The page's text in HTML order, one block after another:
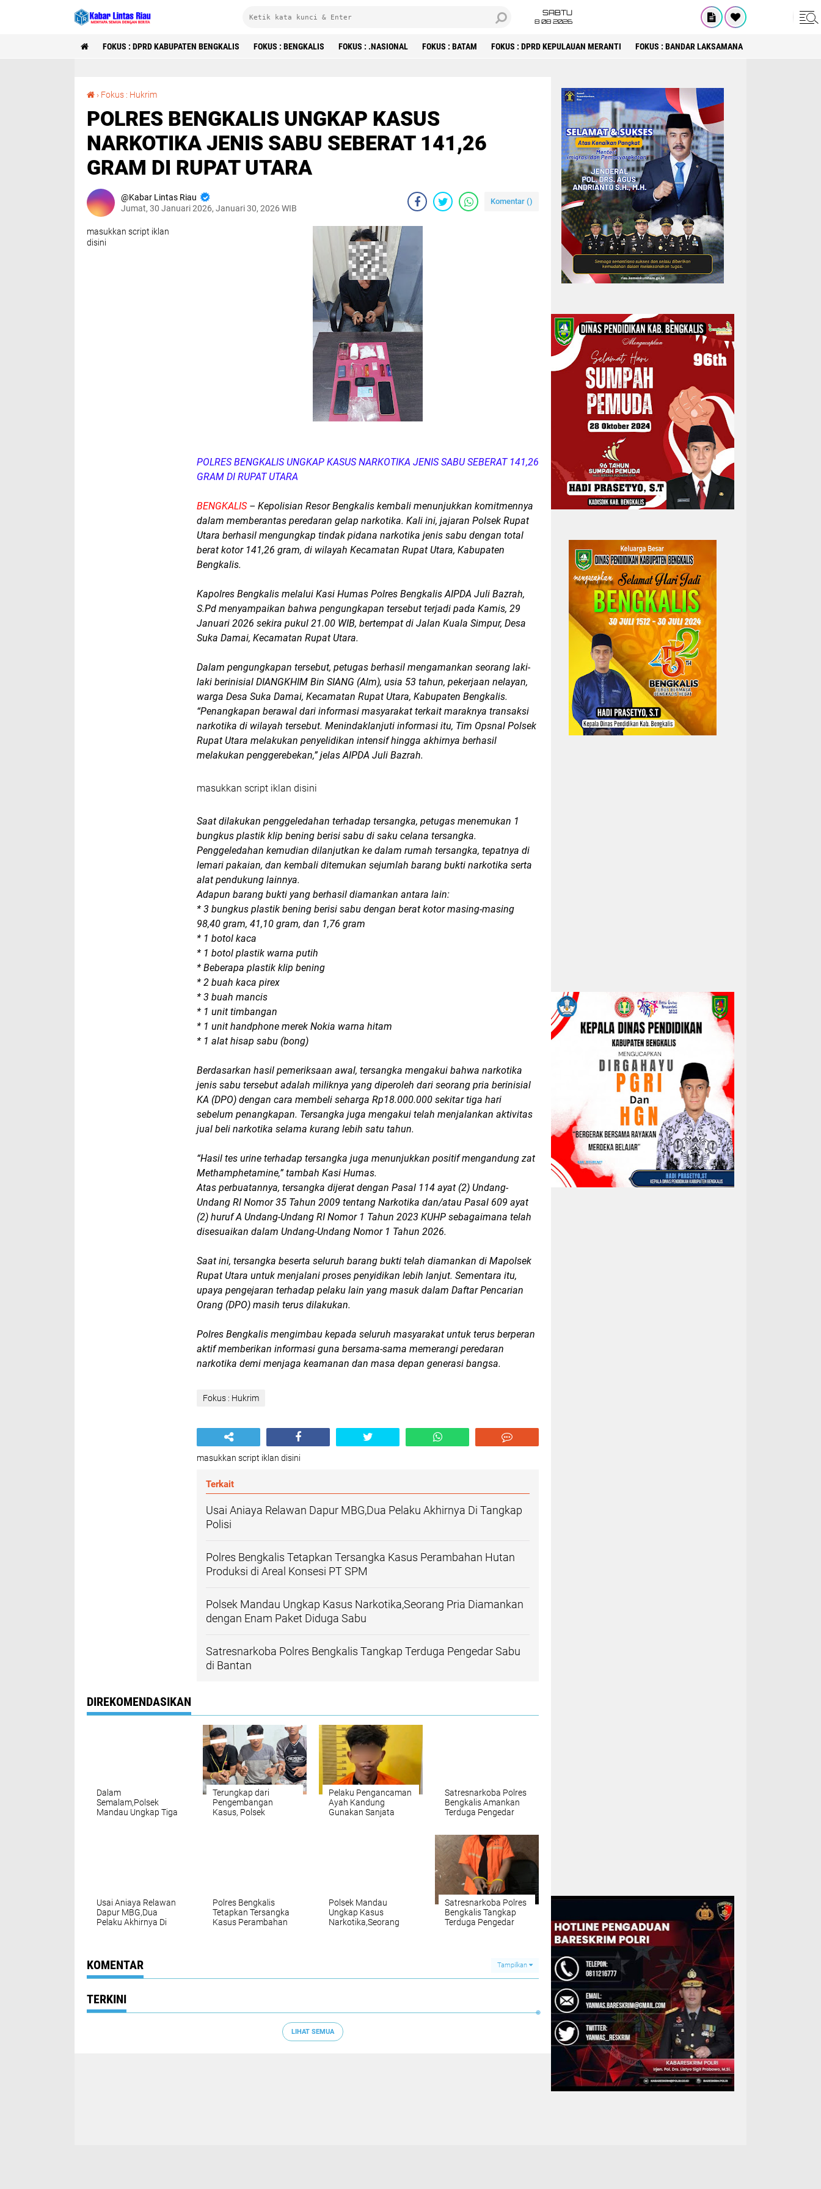
SABTU
8 08 2026
FOKUS : DPRD KABUPATEN BENGKALIS FOKUS : BENGKALIS FOKUS : .NASIONAL FOKUS : BATAM FOKUS : DPRD KEPULAUAN MERANTI FOKUS : BANDAR LAKSAMANA
› Fokus : Hukrim
POLRES BENGKALIS UNGKAP KASUS
NARKOTIKA JENIS SABU SEBERAT 141,26
GRAM DI RUPAT UTARA
Kabar Lintas Riau
Jumat, 30 Januari 2026, Januari 30, 2026 WIB
Komentar ()
masukkan script iklan
disini
POLRES BENGKALIS UNGKAP KASUS NARKOTIKA JENIS SABU SEBERAT 141,26
GRAM DI RUPAT UTARA
BENGKALIS– Kepolisian Resor Bengkalis kembali menunjukkan komitmennya
dalam memberantas peredaran gelap narkotika. Kali ini, jajaran Polsek Rupat
Utara berhasil mengungkap tindak pidana narkotika jenis sabu dengan total
berat kotor 141,26 gram, di wilayah Kecamatan Rupat Utara, Kabupaten
Bengkalis.
Kapolres Bengkalis melalui Kasi Humas Polres Bengkalis AIPDA Juli Bazrah,
S.Pd menyampaikan bahwa pengungkapan tersebut terjadi pada Kamis, 29
Januari 2026 sekira pukul 21.00 WIB, bertempat di Jalan Kuala Simpur, Desa
Suka Damai, Kecamatan Rupat Utara.
Dalam pengungkapan tersebut, petugas berhasil mengamankan seorang laki-
laki berinisial DIANGKHIM Bin SIANG (Alm), usia 53 tahun, pekerjaan nelayan,
warga Desa Suka Damai, Kecamatan Rupat Utara, Kabupaten Bengkalis.
“Penangkapan berawal dari informasi masyarakat terkait maraknya transaksi
narkotika di wilayah tersebut. Menindaklanjuti informasi itu, Tim Opsnal Polsek
Rupat Utara melakukan penyelidikan intensif hingga akhirnya berhasil
melakukan penggerebekan,” jelas AIPDA Juli Bazrah.
masukkan script iklan disini
Saat dilakukan penggeledahan terhadap tersangka, petugas menemukan 1
bungkus plastik klip bening berisi sabu di saku celana tersangka.
Penggeledahan kemudian dilanjutkan ke dalam rumah tersangka, tepatnya di
lemari pakaian, dan kembali ditemukan sejumlah barang bukti narkotika serta
alat pendukung lainnya.
Adapun barang bukti yang berhasil diamankan antara lain:
* 3 bungkus plastik bening berisi sabu dengan berat kotor masing-masing
98,40 gram, 41,10 gram, dan 1,76 gram
* 1 botol kaca
* 1 botol plastik warna putih
* Beberapa plastik klip bening
* 2 buah kaca pirex
* 3 buah mancis
* 1 unit timbangan
* 1 unit handphone merek Nokia warna hitam
* 1 alat hisap sabu (bong)
Berdasarkan hasil pemeriksaan awal, tersangka mengakui bahwa narkotika
jenis sabu tersebut adalah miliknya yang diperoleh dari seorang pria berinisial
KA (DPO) dengan cara membeli seharga Rp18.000.000 sekitar tiga hari
sebelum penangkapan. Tersangka juga mengakui telah menjalankan aktivitas
jual beli narkotika selama kurang lebih satu tahun.
“Hasil tes urine terhadap tersangka juga menunjukkan positif mengandung zat
Methamphetamine,” tambah Kasi Humas.
Atas perbuatannya, tersangka dijerat dengan Pasal 114 ayat (2) Undang-
Undang RI Nomor 35 Tahun 2009 tentang Narkotika dan/atau Pasal 609 ayat
(2) huruf A Undang-Undang RI Nomor 1 Tahun 2023 KUHP sebagaimana telah
disesuaikan dalam Undang-Undang Nomor 1 Tahun 2026.
Saat ini, tersangka beserta seluruh barang bukti telah diamankan di Mapolsek
Rupat Utara untuk menjalani proses penyidikan lebih lanjut. Sementara itu,
upaya pengejaran terhadap pelaku lain yang masuk dalam Daftar Pencarian
Orang (DPO) masih terus dilakukan.
Polres Bengkalis mengimbau kepada seluruh masyarakat untuk terus berperan
aktif memberikan informasi guna bersama-sama memerangi peredaran
narkotika demi menjaga keamanan dan masa depan generasi bangsa.
Fokus : Hukrim
masukkan script iklan disini
Terkait
Usai Aniaya Relawan Dapur MBG,Dua Pelaku Akhirnya Di Tangkap
Polisi
Polres Bengkalis Tetapkan Tersangka Kasus Perambahan Hutan
Produksi di Areal Konsesi PT SPM
Polsek Mandau Ungkap Kasus Narkotika,Seorang Pria Diamankan
dengan Enam Paket Diduga Sabu
Satresnarkoba Polres Bengkalis Tangkap Terduga Pengedar Sabu
di Bantan
DIREKOMENDASIKAN
Dalam
Semalam,Polsek
Mandau Ungkap Tiga
Terungkap dari
Pengembangan
Kasus, Polsek
Pelaku Pengancaman
Ayah Kandung
Gunakan Sanjata
Satresnarkoba Polres
Bengkalis Amankan
Terduga Pengedar
Bukti
Usai Aniaya Relawan
Dapur MBG,Dua
Pelaku Akhirnya Di
Polres Bengkalis
Tetapkan Tersangka
Kasus Perambahan
Polsek Mandau
Ungkap Kasus
Narkotika,Seorang
Satresnarkoba Polres
Bengkalis Tangkap
Terduga Pengedar
KOMENTAR Tampilkan
TERKINI
LIHAT SEMUA